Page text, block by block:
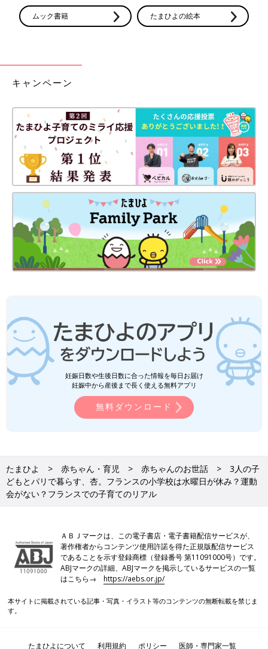
2025年5月、フィンランド滞在中の杏さん。オーロラの下で笑顔。（杏さん
Instagramより）
――日々の生活についても教えてください。生活する上で「水」
は欠かせないものですが、日本の軟水から硬水に慣れるまでは大
変ではありませんでしたか？
杏 たしかに日本よりは水の性質が硬いので最初は大変でした。
今も飲み水はフィルターを通していますが、子どもたちもだいぶ
慣れたと思います。わが家はこれまでスペイン、ベルギー、イン
ド、ベトナム、フィンランドなどで家族旅行をしています。2年
たなと感じました。
逆に昨年、2025年にフィンランドで仕事があったので、子ども
たちも連れていき3カ月ほど滞在したのですが、世界トップレベ
ルの品質を誇る軟水なので感動しました。毎日水道水をそのまま
飲用していました。子どもたちも「おいしい」と飲んでいまし
た。
――硬水のヨーロッパでは日本のように毎日おふろに入らないと
毎日ではないかもしれません。硬水だと髪の毛はパサつきを感じ
ますし、肌もつっぱる感じがあります。だからわが家もおふろの
あとの保湿をしっかりするよう子どもたちに教えています。
杏 普段からネットで育児グッズを見たり、育児エッセイを読
んだりしているので、日本の今の状況は何となく把握していま
す。うちの子たちが赤ちゃんだった10年前、液体ミルクはなかっ
たと思いますが最近は一般的だとか、スワドルが登場したり、育
児に関するグッズや常識がどんどん変わっていっているなと感じ
ムック書籍 たまひよの絵本
キャンペーン
妊娠日数や生後日数に合った情報を毎日お届け
妊娠中から産後まで長く使える無料アプリ
無料ダウンロード
たまひよ 赤ちゃん・育児 赤ちゃんのお世話
3人の子
どもとパリで暮らす、杏。フランスの小学校は水曜日が休み？運動
会がない？フランスでの子育てのリアル
ＡＢＪマークは、この電子書店・電子書籍配信サービスが、
著作権者からコンテンツ使用許諾を得た正規版配信サービス
であることを示す登録商標（登録番号 第11091000号）です。
ABJマークの詳細、ABJマークを掲示しているサービスの一覧
はこちら→https://aebs.or.jp/
本サイトに掲載されている記事・写真・イラスト等のコンテンツの無断転載を禁じま
す。
たまひよについて 利用規約 ポリシー 医師・専門家一覧